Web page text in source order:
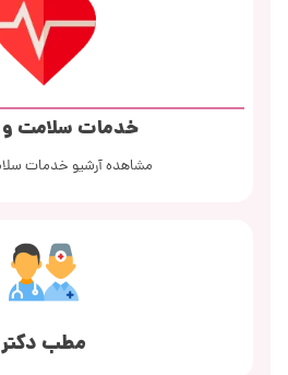
خدمات سلامت و
مشاهده آرشیو خدمات
مطب دکتر